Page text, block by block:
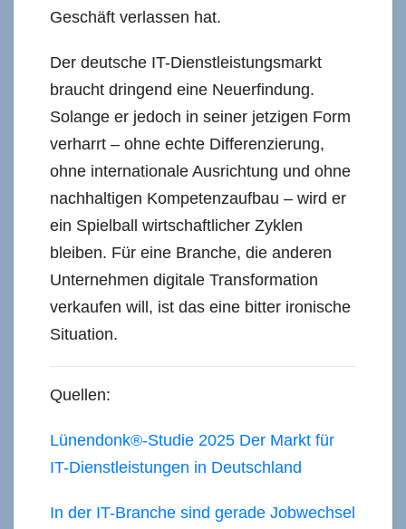
Geschäft verlassen hat.
Der deutsche IT-Dienstleistungsmarkt
braucht dringend eine Neuerfindung.
Solange er jedoch in seiner jetzigen Form
verharrt – ohne echte Differenzierung,
ohne internationale Ausrichtung und ohne
nachhaltigen Kompetenzaufbau – wird er
ein Spielball wirtschaftlicher Zyklen
bleiben. Für eine Branche, die anderen
Unternehmen digitale Transformation
verkaufen will, ist das eine bitter ironische
Situation.
Quellen:
Lünendonk®-Studie 2025 Der Markt für
IT-Dienstleistungen in Deutschland
In der IT-Branche sind gerade Jobwechsel